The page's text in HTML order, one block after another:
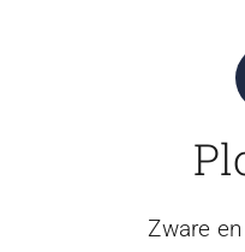
Zware